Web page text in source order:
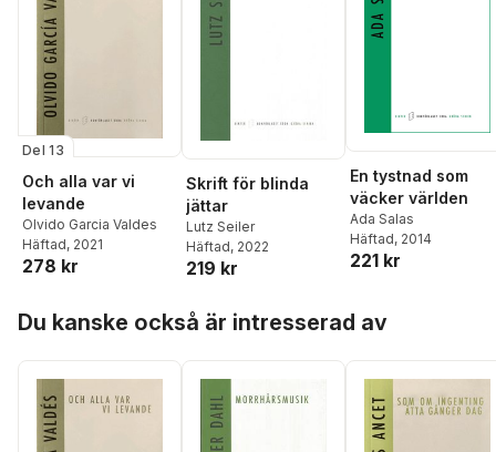
Del 13
Och alla var vi
levande
Olvido Garcia Valdes
Häftad, 2021
278 kr
Skrift för blinda
jättar
Lutz Seiler
Häftad, 2022
219 kr
En tystnad som
väcker världen
Ada Salas
Häftad, 2014
221 kr
Du kanske också är intresserad av